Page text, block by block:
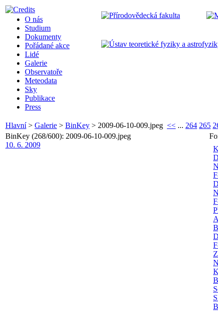
O nás
Studium
Dokumenty
Pořádané akce
Lidé
Galerie
Observatoře
Meteodata
Sky
Publikace
Press
Hlavní> Galerie > BinKey > 2009-06-10-009.jpeg << ... 264 265
BinKey (268/600): 2009-06-10-009.jpeg
10. 6. 2009